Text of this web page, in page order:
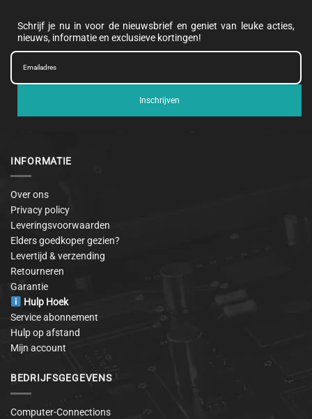
Schrijf je nu in voor de nieuwsbrief en geniet van leuke acties,
nieuws, informatie en exclusieve kortingen!
Inschrijven
INFORMATIE
Over ons
Privacy policy
Leveringsvoorwaarden
Elders goedkoper gezien?
Levertijd & verzending
Retourneren
Garantie
Hulp Hoek
Service abonnement
Hulp op afstand
Mijn account
BEDRIJFSGEGEVENS
Computer-Connections